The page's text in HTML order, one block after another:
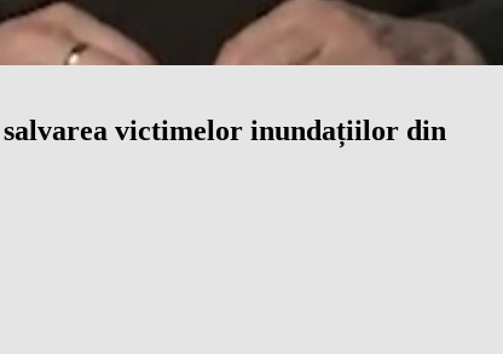
victimelor inundațiilor din